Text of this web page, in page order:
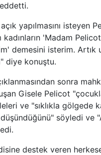
yapılmasını isteyen
'Madam
demesini isterim. Artık
diye konuştu.
sonra
Gisele Pelicot
ve "sıklıkla gölgede
düşündüğünü" söyledi ve
destek veren